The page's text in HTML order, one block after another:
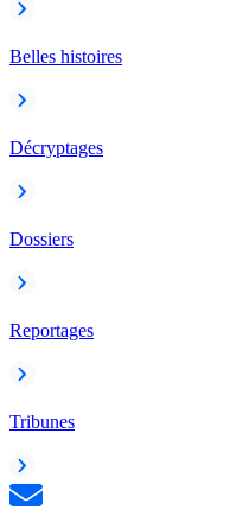
Belles histoires
Décryptages
Dossiers
Reportages
Tribunes